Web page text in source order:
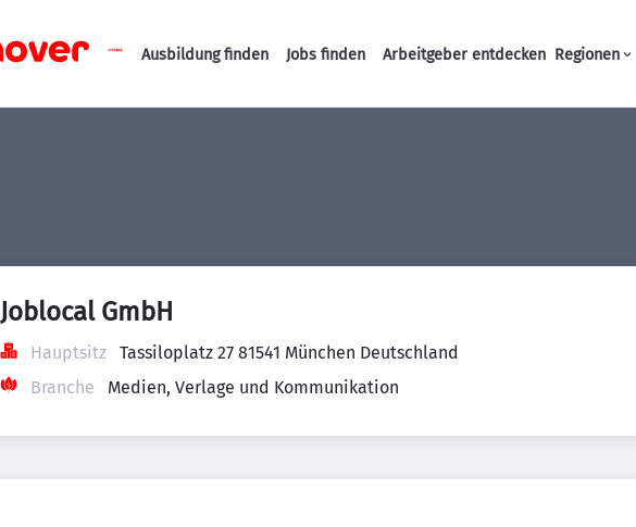
Haupt-Navigation
Ausbildung finden Jobs finden Arbeitgeber entdecken Regionen
Joblocal GmbH
Hauptsitz
Tassiloplatz 27 81541 München Deutschland
Branche
Medien, Verlage und Kommunikation